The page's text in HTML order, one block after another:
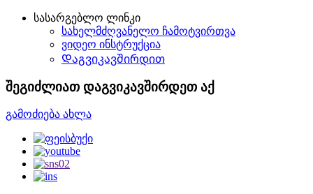
სასარგებლო ლინკი
სახელმძღვანელო ჩამოტვირთვა
ვიდეო ინსტრუქცია
Დაგვიკავშირდით
შეგიძლიათ დაგვიკავშირდეთ აქ
გამოძიება ახლა